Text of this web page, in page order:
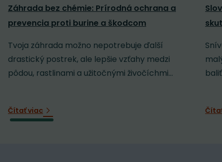
Záhrada bez chémie: Prírodná ochrana a
prevencia proti burine a škodcom
Tvoja záhrada možno nepotrebuje ďalší
drastický postrek, ale lepšie vzťahy medzi
pôdou, rastlinami a užitočnými živočíchmi...
Čítať viac